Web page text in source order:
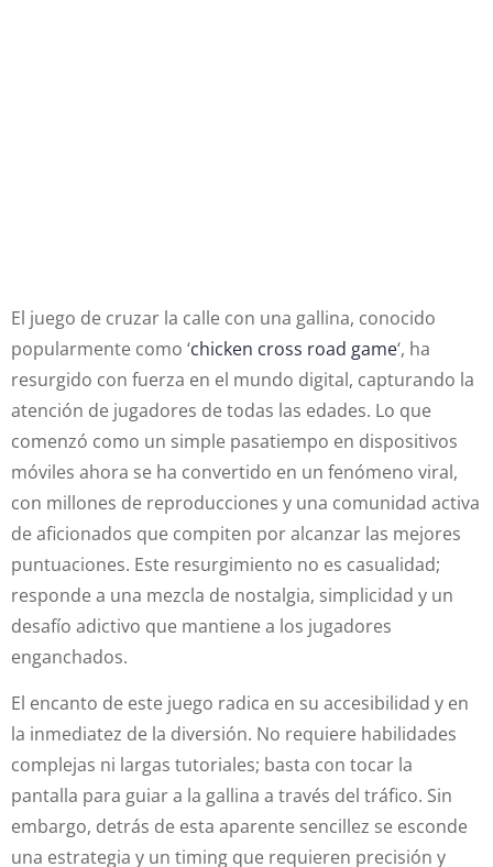
El juego de cruzar la calle con una gallina, conocido
popularmente como ‘chicken cross road game‘, ha
resurgido con fuerza en el mundo digital, capturando la
atención de jugadores de todas las edades. Lo que
comenzó como un simple pasatiempo en dispositivos
móviles ahora se ha convertido en un fenómeno viral,
con millones de reproducciones y una comunidad activa
de aficionados que compiten por alcanzar las mejores
puntuaciones. Este resurgimiento no es casualidad;
responde a una mezcla de nostalgia, simplicidad y un
desafío adictivo que mantiene a los jugadores
enganchados.
El encanto de este juego radica en su accesibilidad y en
la inmediatez de la diversión. No requiere habilidades
complejas ni largas tutoriales; basta con tocar la
pantalla para guiar a la gallina a través del tráfico. Sin
embargo, detrás de esta aparente sencillez se esconde
una estrategia y un timing que requieren precisión y